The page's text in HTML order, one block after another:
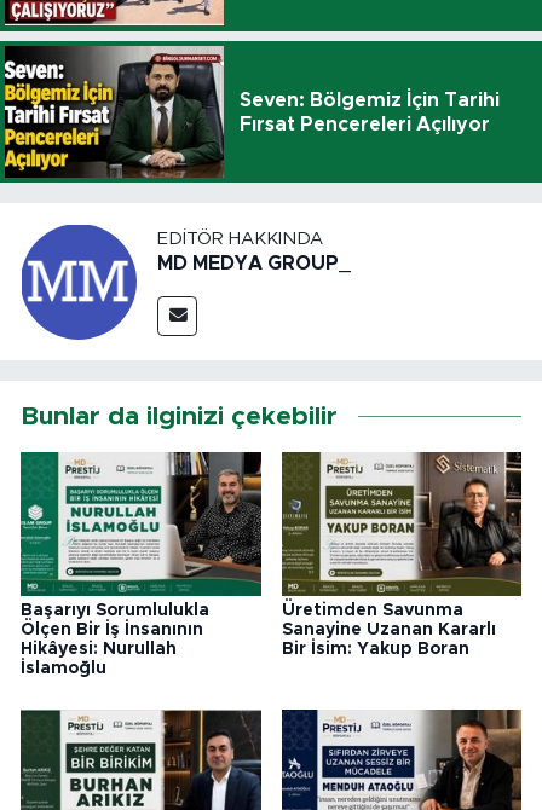
Seven: Bölgemiz İçin Tarihi
Fırsat Pencereleri Açılıyor
EDITÖR HAKKINDA
MD MEDYA GROUP_
Bunlar da ilginizi çekebilir
Başarıyı Sorumlulukla
Ölçen Bir İş İnsanının
Hikâyesi: Nurullah
İslamoğlu
Üretimden Savunma
Sanayine Uzanan Kararlı
Bir İsim: Yakup Boran